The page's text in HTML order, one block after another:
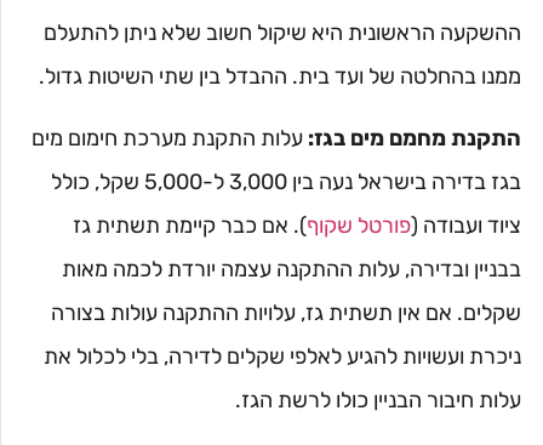
ההשקעה הראשונית היא שיקול חשוב שלא ניתן להתעלם
ממנו בהחלטה של ועד בית. ההבדל בין שתי השיטות גדול.
התקנת מחמם מים בגז: עלות התקנת מערכת חימום מים
בגז בדירה בישראל נעה בין 3,000 ל-5,000 שקל, כולל
ציוד ועבודה (פורטל שקוף). אם כבר קיימת תשתית גז
בבניין ובדירה, עלות ההתקנה עצמה יורדת לכמה מאות
שקלים. אם אין תשתית גז, עלויות ההתקנה עולות בצורה
ניכרת ועשויות להגיע לאלפי שקלים לדירה, בלי לכלול את
עלות חיבור הבניין כולו לרשת הגז.